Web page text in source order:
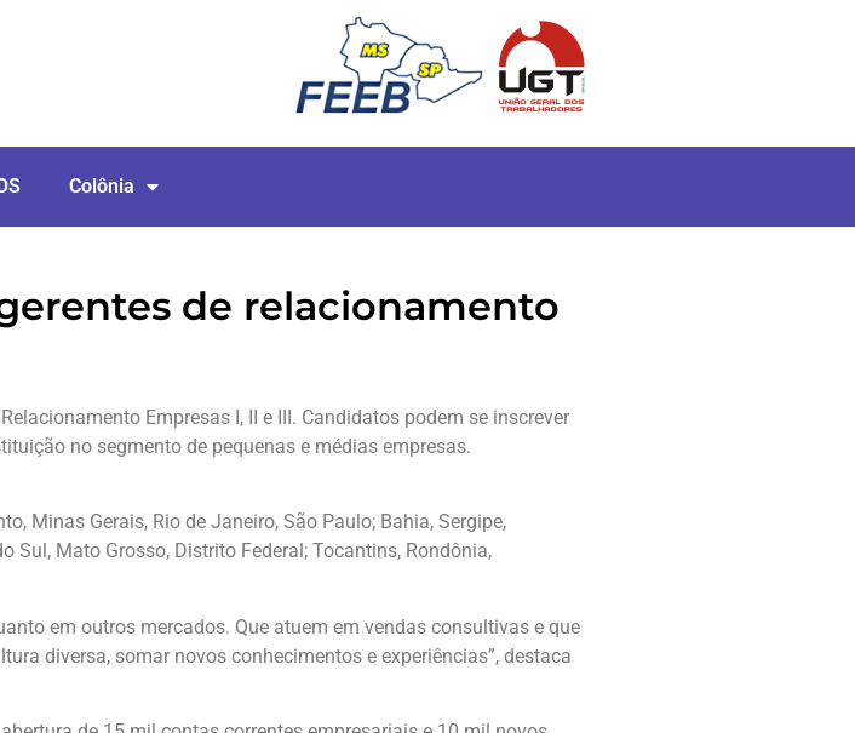
Colônia
de relacionamento
Empresas I, II e III. Candidatos podem se inscrever
no segmento de pequenas e médias empresas.
Minas Gerais, Rio de Janeiro, São Paulo; Bahia, Sergipe,
Sul, Mato Grosso, Distrito Federal; Tocantins, Rondônia,
em outros mercados. Que atuem em vendas consultivas e que
diversa, somar novos conhecimentos e experiências”, destaca